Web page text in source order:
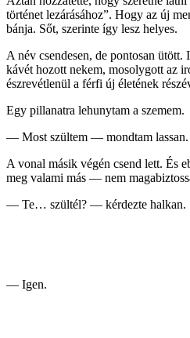
történet lezárásához”. Hogy az új
bánja. Sőt, szerinte így lesz helyes.
A név csendesen, de pontosan
kávét hozott nekem, mosolygott az
észrevétlenül a férfi új életének
Egy pillanatra lehunytam a szemem.
— Most szültem — mondtam
A vonal másik végén csend lett. És
meg valami más — nem
— Te… szültél? — kérdezte halkan.
— Igen.